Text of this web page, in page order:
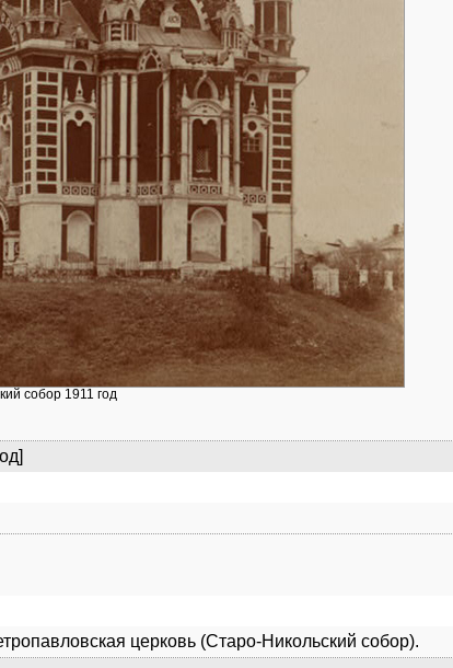
собор 1911 год
церковь (Старо-Никольский собор).